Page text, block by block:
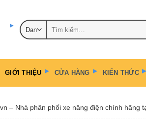
GIỚI THIỆU CỬA HÀNG KIẾN THỨC
– Nhà phân phối xe nâng điện chính hãng